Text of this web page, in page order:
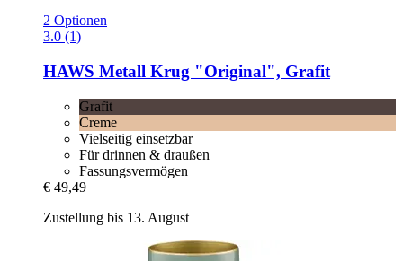
2 Optionen
3.0 (1)
HAWS Metall Krug "Original", Grafit
Grafit
Creme
Vielseitig einsetzbar
Für drinnen & draußen
Fassungsvermögen
€ 49,49
Zustellung bis 13. August